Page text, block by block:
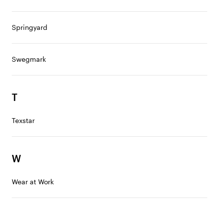
Springyard
Swegmark
T
Texstar
W
Wear at Work